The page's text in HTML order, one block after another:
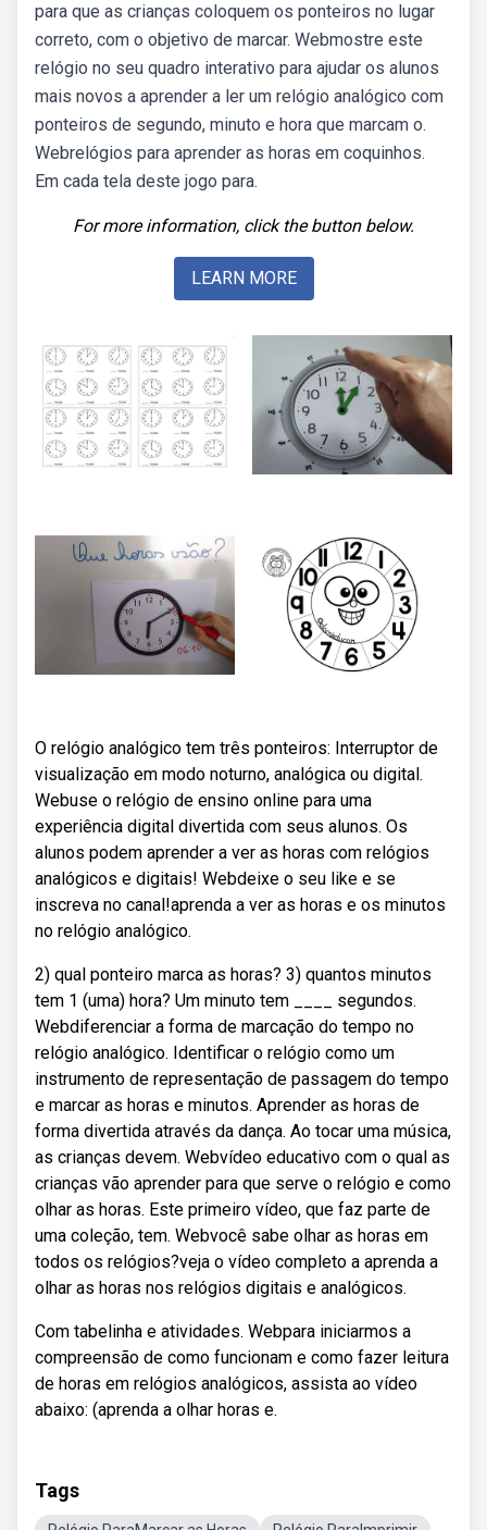
para que as crianças coloquem os ponteiros no lugar
correto, com o objetivo de marcar. Webmostre este
relógio no seu quadro interativo para ajudar os alunos
mais novos a aprender a ler um relógio analógico com
ponteiros de segundo, minuto e hora que marcam o.
Webrelógios para aprender as horas em coquinhos.
Em cada tela deste jogo para.
For more information, click the button below.
LEARN MORE
O relógio analógico tem três ponteiros: Interruptor de
visualização em modo noturno, analógica ou digital.
Webuse o relógio de ensino online para uma
experiência digital divertida com seus alunos. Os
alunos podem aprender a ver as horas com relógios
analógicos e digitais! Webdeixe o seu like e se
inscreva no canal!aprenda a ver as horas e os minutos
no relógio analógico.
2) qual ponteiro marca as horas? 3) quantos minutos
tem 1 (uma) hora? Um minuto tem ____ segundos.
Webdiferenciar a forma de marcação do tempo no
relógio analógico. Identificar o relógio como um
instrumento de representação de passagem do tempo
e marcar as horas e minutos. Aprender as horas de
forma divertida através da dança. Ao tocar uma música,
as crianças devem. Webvídeo educativo com o qual as
crianças vão aprender para que serve o relógio e como
olhar as horas. Este primeiro vídeo, que faz parte de
uma coleção, tem. Webvocê sabe olhar as horas em
todos os relógios?veja o vídeo completo a aprenda a
olhar as horas nos relógios digitais e analógicos.
Com tabelinha e atividades. Webpara iniciarmos a
compreensão de como funcionam e como fazer leitura
de horas em relógios analógicos, assista ao vídeo
abaixo: (aprenda a olhar horas e.
Tags